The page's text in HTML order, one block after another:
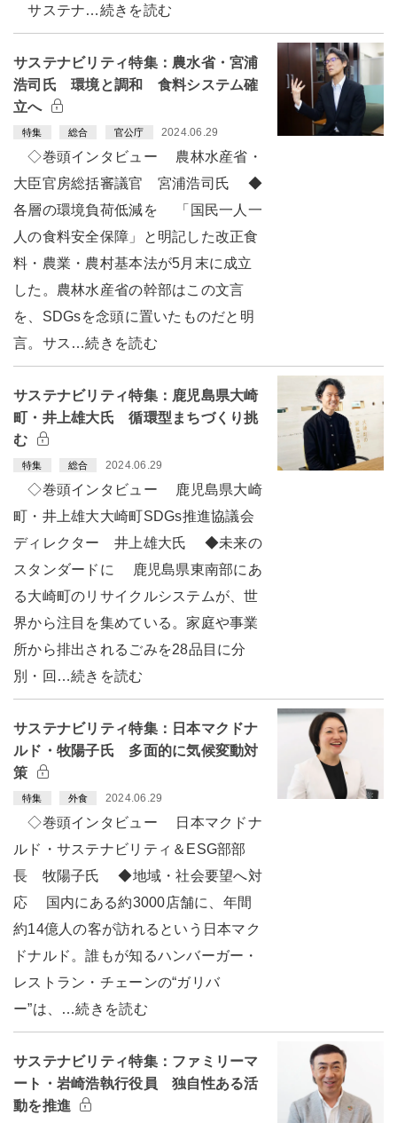
サステナ…続きを読む
サステナビリティ特集：農水省・宮浦
浩司氏 環境と調和 食料システム確
立へ
特集 総合 官公庁 2024.06.29
◇巻頭インタビュー 農林水産省・
大臣官房総括審議官 宮浦浩司氏 ◆
各層の環境負荷低減を 「国民一人一
人の食料安全保障」と明記した改正食
料・農業・農村基本法が5月末に成立
した。農林水産省の幹部はこの文言
を、SDGsを念頭に置いたものだと明
言。サス…続きを読む
サステナビリティ特集：鹿児島県大崎
町・井上雄大氏 循環型まちづくり挑
む
特集 総合 2024.06.29
◇巻頭インタビュー 鹿児島県大崎
町・井上雄大大崎町SDGs推進協議会
ディレクター 井上雄大氏 ◆未来の
スタンダードに 鹿児島県東南部にあ
る大崎町のリサイクルシステムが、世
界から注目を集めている。家庭や事業
所から排出されるごみを28品目に分
別・回…続きを読む
サステナビリティ特集：日本マクドナ
ルド・牧陽子氏 多面的に気候変動対
策
特集 外食 2024.06.29
◇巻頭インタビュー 日本マクドナ
ルド・サステナビリティ＆ESG部部
長 牧陽子氏 ◆地域・社会要望へ対
応 国内にある約3000店舗に、年間
約14億人の客が訪れるという日本マク
ドナルド。誰もが知るハンバーガー・
レストラン・チェーンの“ガリバ
ー”は、…続きを読む
サステナビリティ特集：ファミリーマ
ート・岩崎浩執行役員 独自性ある活
動を推進